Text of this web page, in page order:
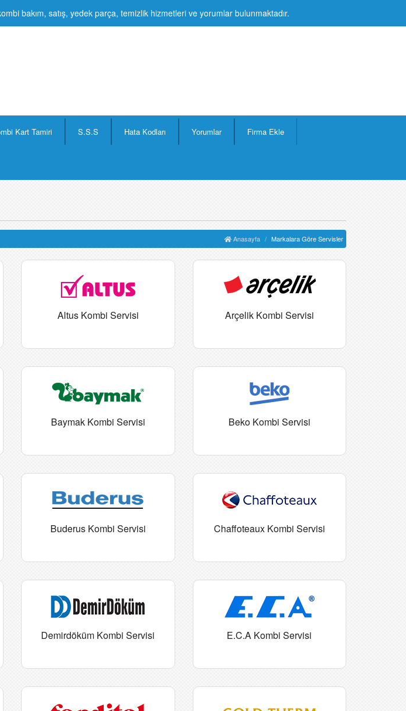
bakım, satış, yedek parça, temizlik hizmetleri ve yorumlar bulunmaktadır.
Kart Tamiri S.S.S Hata Kodları Yorumlar Firma Ekle
Anasayfa Markalara Göre Servisler
Altus Kombi Servisi Arçelik Kombi Servisi
Baymak Kombi Servisi Beko Kombi Servisi
Buderus Kombi Servisi Chaffoteaux Kombi Servisi
Demirdöküm Kombi Servisi E.C.A Kombi Servisi